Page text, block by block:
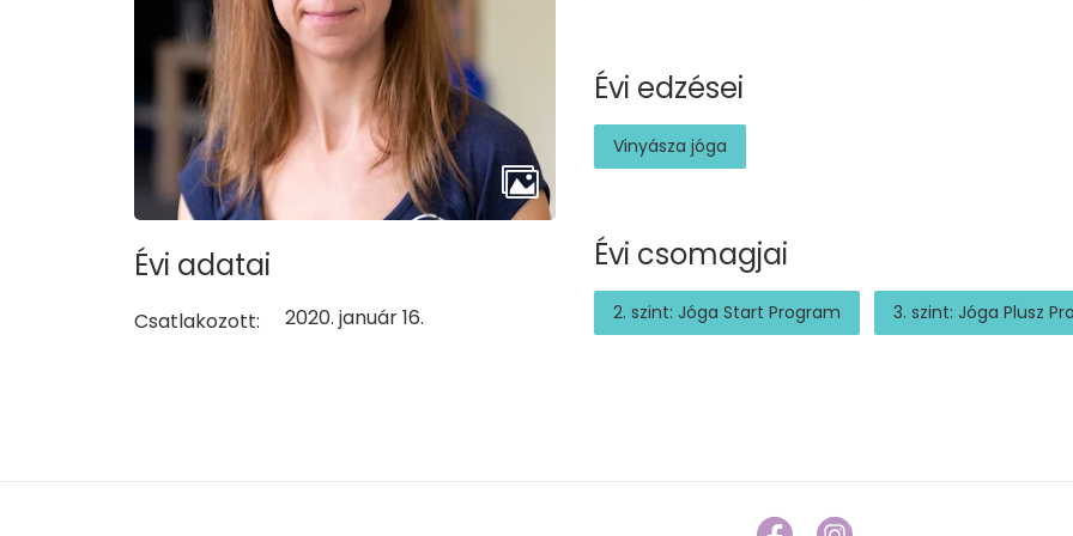
Évi adatai
Csatlakozott: 2020. január 16.
Évi edzései
Vinyásza jóga
Évi csomagjai
2. szint: Jóga Start Program 3. szint: Jóga Plusz